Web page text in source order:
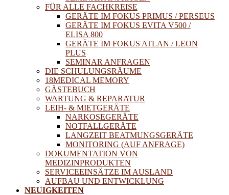
FÜR ALLE FACHKREISE
GERÄTE IM FOKUS PRIMUS / PERSEUS
GERÄTE IM FOKUS EVITA V500 /
ELISA 800
GERÄTE IM FOKUS ATLAN / LEON
PLUS
SEMINAR ANFRAGEN
DIE SCHULUNGSRÄUME
18MEDICAL MEMORY
GÄSTEBUCH
WARTUNG & REPARATUR
LEIH- & MIETGERÄTE
NARKOSEGERÄTE
NOTFALLGERÄTE
LANGZEIT BEATMUNGSGERÄTE
MONITORING (AUF ANFRAGE)
DOKUMENTATION VON
MEDIZINPRODUKTEN
SERVICEEINSÄTZE IM AUSLAND
AUFBAU UND ENTWICKLUNG
NEUIGKEITEN